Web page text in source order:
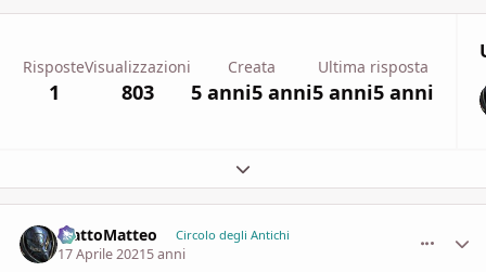
Risposte
1
Visualizzazioni
803
Creata
5 anni5 anni
Ultima risposta
5 anni5 anni
Espandi panoramica del topic
MattoMatteo Circolo degli Antichi
17 Aprile 20215 anni